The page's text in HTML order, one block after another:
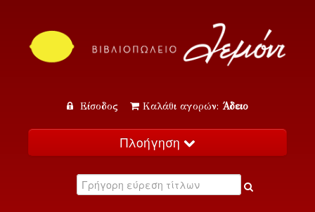
Είσοδος Καλάθι αγορών: Άδειο
Πλοήγηση
Κατάλογος